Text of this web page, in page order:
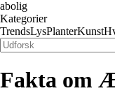
abolig
Kategorier
TrendsLysPlanterKunst
Fakta om